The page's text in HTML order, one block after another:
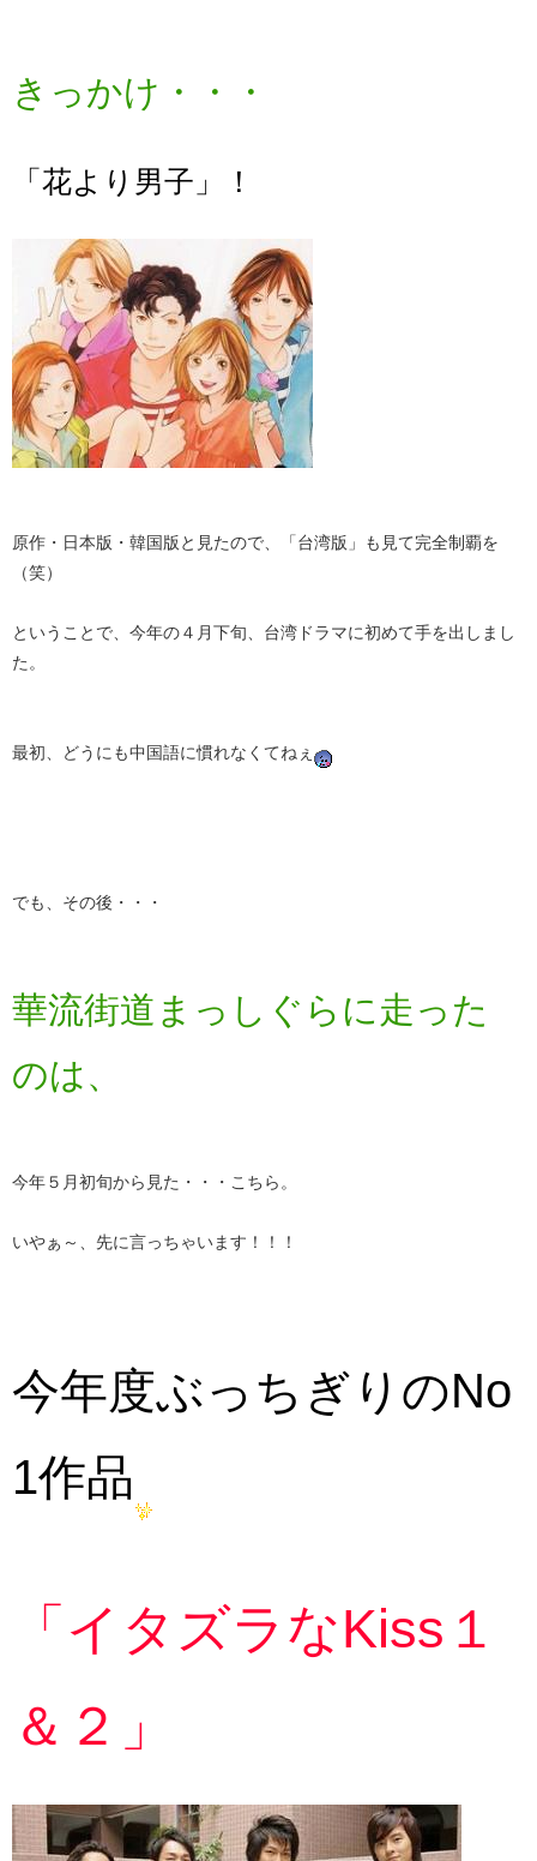
きっかけ・・・
「花より男子」！
原作・日本版・韓国版と見たので、「台湾版」も見て完全制覇を
（笑）
ということで、今年の４月下旬、台湾ドラマに初めて手を出しまし
た。
最初、どうにも中国語に慣れなくてねぇ
でも、その後・・・
華流街道まっしぐらに走った
のは、
今年５月初旬から見た・・・こちら。
いやぁ～、先に言っちゃいます！！！
今年度ぶっちぎりのNo
1作品
「イタズラなKiss１
＆２」